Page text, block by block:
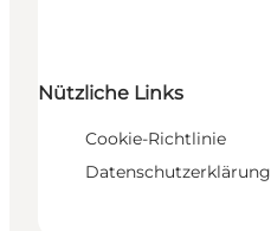
Nützliche Links
Cookie-Richtlinie
Datenschutzerklärung